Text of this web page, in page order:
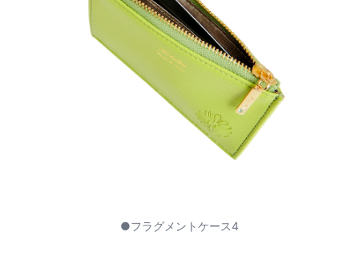
●フラグメントケース4